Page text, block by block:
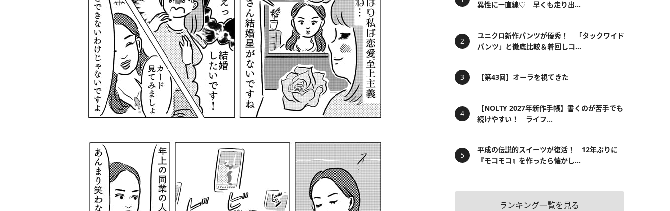
異性に一直線♡ 早くも走り出...
ユニクロ新作パンツが優秀！ 「タックワイド
パンツ」と徹底比較＆着回しコ...
【第43回】オーラを視てきた
【NOLTY 2027年新作手帳】書くのが苦手でも
続けやすい！ ライフ...
平成の伝説的スイーツが復活！ 12年ぶりに
『モコモコ』を作ったら懐かし...
ランキング一覧を見る